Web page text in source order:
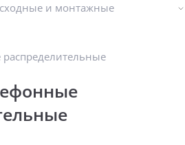
и монтажные